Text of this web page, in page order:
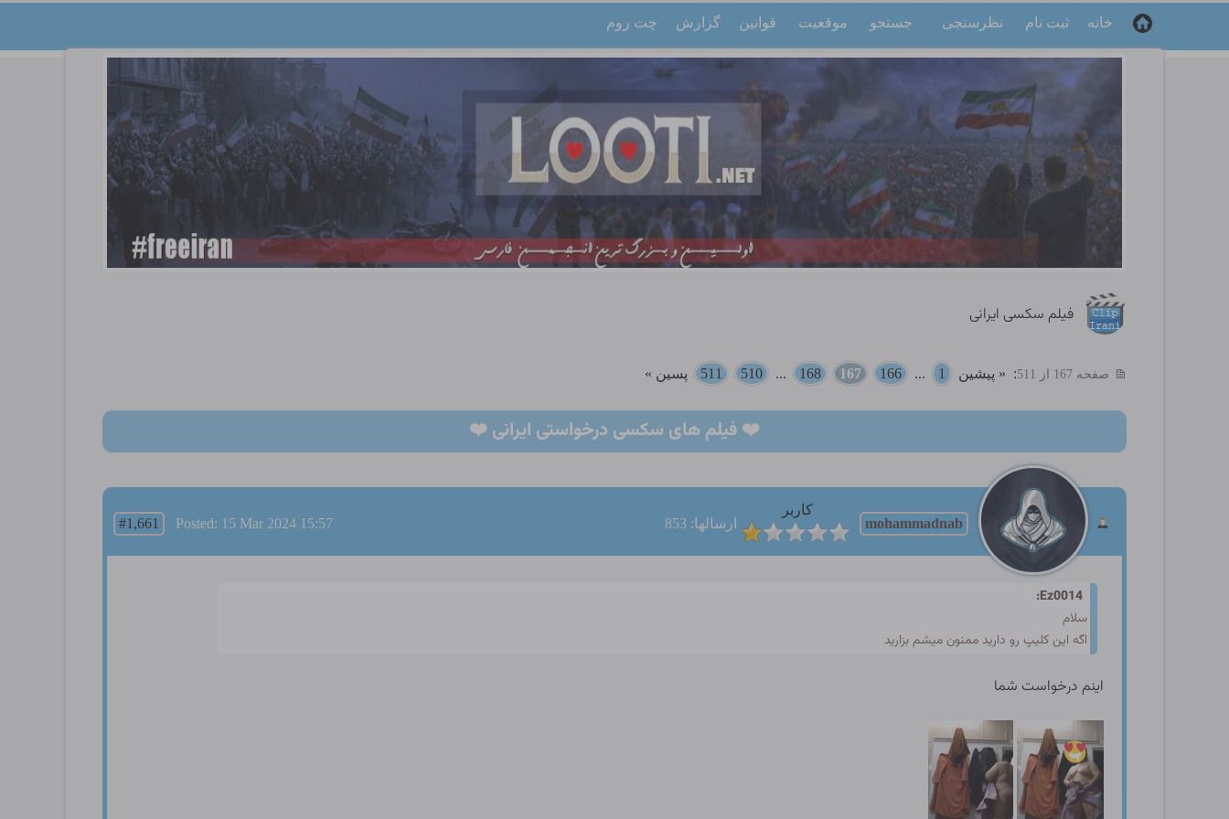
خانه ثبت نام نظرسنجی جستجو موقعیت قوانین گزارش چت روم
فیلم سکسی ایرانی
صفحه 167 از 511 : « پیشین 1
...
166
167
168
...
510
511 پسین »
❤️ فیلم های سکسی درخواستی ایرانی ❤️
mohammadnab
کاربر
ارسالها: 853
#1,661 Posted: 15 Mar 2024 15:57
Ez0014:
سلام
اگه این کلیپ رو دارید ممنون میشم بزارید
اینم درخواست شما